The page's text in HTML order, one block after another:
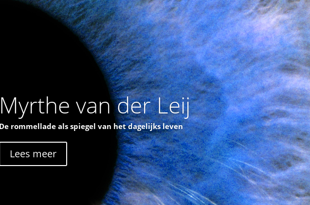
Myrthe van der Leij
De rommellade als spiegel van het dagelijks leven
Lees meer